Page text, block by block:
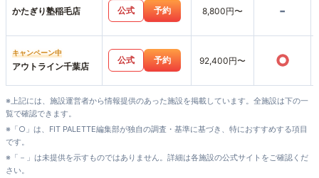
かたぎり塾稲毛店 公式 予約 8,800円〜 -
キャンペーン中
アウトライン千葉店
公式 予約 92,400円〜 ○
※上記には、施設運営者から情報提供のあった施設を掲載しています。全施設は下の一
覧で確認できます。
※「○」は、FIT PALETTE編集部が独自の調査・基準に基づき、特におすすめする項目
です。
※「－」は未提供を示すものではありません。詳細は各施設の公式サイトをご確認くだ
さい。